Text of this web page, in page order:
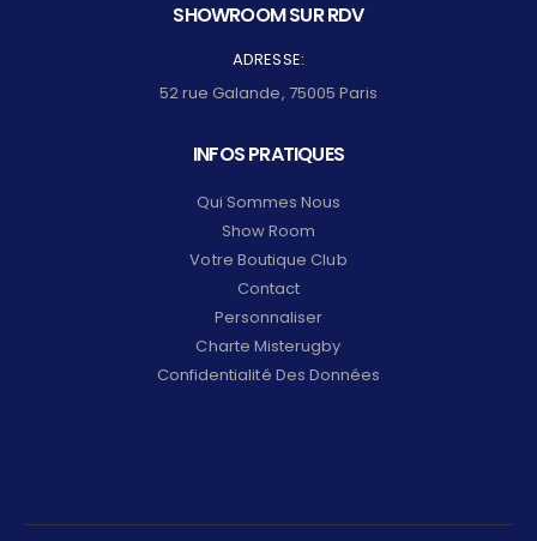
SHOWROOM SUR RDV
ADRESSE:
52 rue Galande, 75005 Paris
INFOS PRATIQUES
Qui Sommes Nous
Show Room
Votre Boutique Club
Contact
Personnaliser
Charte Misterugby
Confidentialité Des Données